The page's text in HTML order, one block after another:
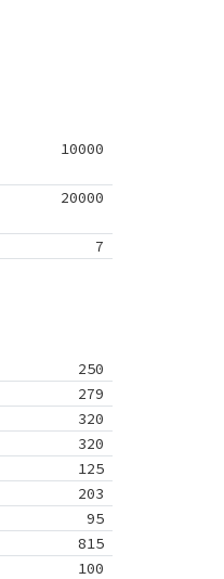
10000
20000
7
250
279
320
320
125
203
95
815
100